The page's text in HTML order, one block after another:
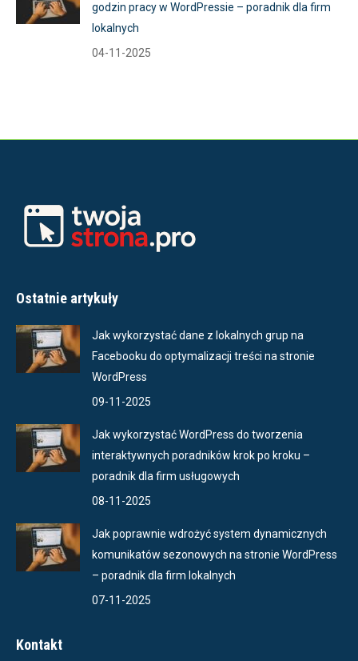
godzin pracy w WordPressie – poradnik dla firm
lokalnych
04-11-2025
Ostatnie artykuły
Jak wykorzystać dane z lokalnych grup na
Facebooku do optymalizacji treści na stronie
WordPress
09-11-2025
Jak wykorzystać WordPress do tworzenia
interaktywnych poradników krok po kroku –
poradnik dla firm usługowych
08-11-2025
Jak poprawnie wdrożyć system dynamicznych
komunikatów sezonowych na stronie WordPress
– poradnik dla firm lokalnych
07-11-2025
Kontakt